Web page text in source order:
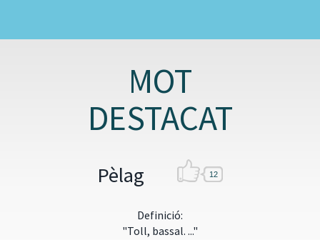
MOT
DESTACAT
Pèlag 12
Definició:
"Toll, bassal. ..."